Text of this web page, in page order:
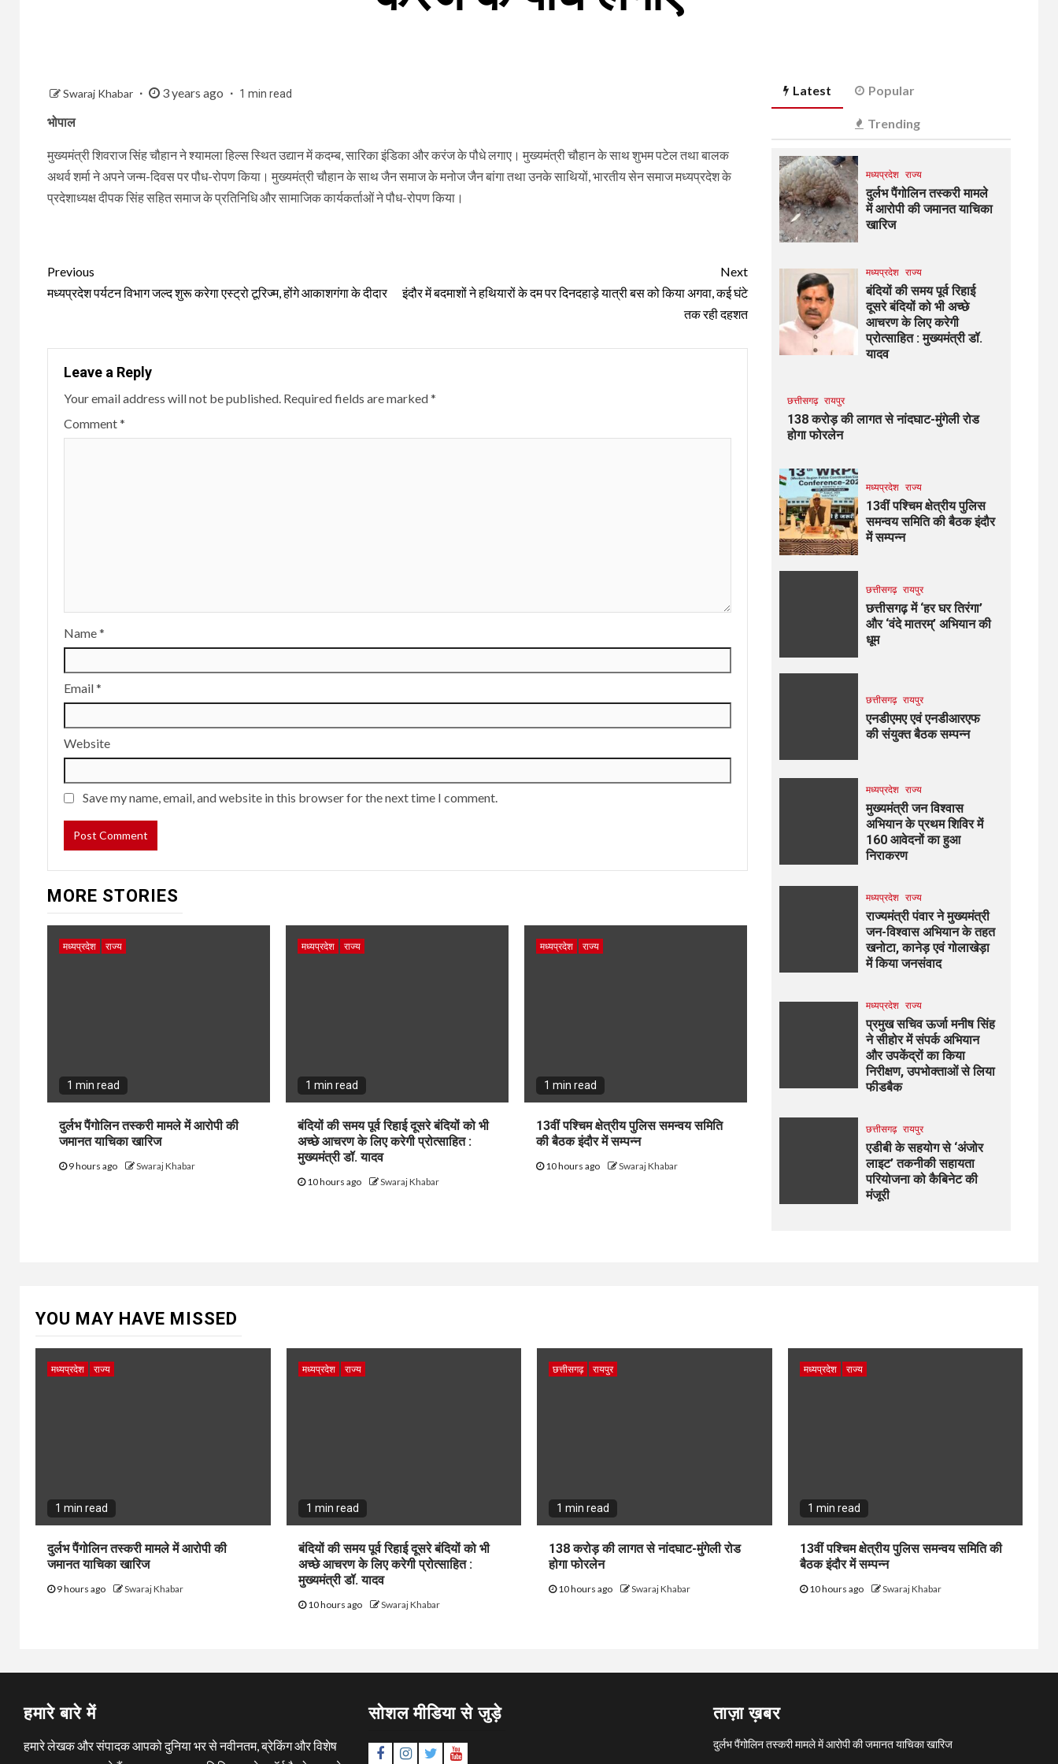
Swaraj Khabar 3 years ago 1 min read
भोपाल
मुख्यमंत्री शिवराज सिंह चौहान ने श्यामला हिल्स स्थित उद्यान में कदम्ब, सारिका इंडिका और करंज के पौधे लगाए। मुख्यमंत्री चौहान के साथ शुभम पटेल तथा बालक
अथर्व शर्मा ने अपने जन्म-दिवस पर पौध-रोपण किया। मुख्यमंत्री चौहान के साथ जैन समाज के मनोज जैन बांगा तथा उनके साथियों, भारतीय सेन समाज मध्यप्रदेश के
प्रदेशाध्यक्ष दीपक सिंह सहित समाज के प्रतिनिधि और सामाजिक कार्यकर्ताओं ने पौध-रोपण किया।
Continue
Reading
Previous
मध्यप्रदेश पर्यटन विभाग जल्द शुरू करेगा एस्ट्रो टूरिज्म, होंगे आकाशगंगा के दीदार
Next
इंदौर में बदमाशों ने हथियारों के दम पर दिनदहाड़े यात्री बस को किया अगवा, कई घंटे
तक रही दहशत
Leave a Reply
Your email address will not be published. Required fields are marked*
Comment*
Name*
Email*
Website
Save my name, email, and website in this browser for the next time I comment.
MORE STORIES
मध्यप्रदेश राज्य
1 min read
दुर्लभ पैंगोलिन तस्करी मामले में आरोपी की
जमानत याचिका खारिज
9 hours ago Swaraj Khabar
मध्यप्रदेश राज्य
1 min read
बंदियों की समय पूर्व रिहाई दूसरे बंदियों को भी
अच्छे आचरण के लिए करेगी प्रोत्साहित :
मुख्यमंत्री डॉ. यादव
10 hours ago Swaraj Khabar
मध्यप्रदेश राज्य
1 min read
13वीं पश्चिम क्षेत्रीय पुलिस समन्वय समिति
की बैठक इंदौर में सम्पन्न
10 hours ago Swaraj Khabar
Latest Popular
Trending
मध्यप्रदेश राज्य
दुर्लभ पैंगोलिन तस्करी मामले
में आरोपी की जमानत याचिका
खारिज
मध्यप्रदेश राज्य
बंदियों की समय पूर्व रिहाई
दूसरे बंदियों को भी अच्छे
आचरण के लिए करेगी
प्रोत्साहित : मुख्यमंत्री डॉ.
यादव
छत्तीसगढ़ रायपुर
138 करोड़ की लागत से नांदघाट-मुंगेली रोड
होगा फोरलेन
मध्यप्रदेश राज्य
13वीं पश्चिम क्षेत्रीय पुलिस
समन्वय समिति की बैठक इंदौर
में सम्पन्न
छत्तीसगढ़ रायपुर
छत्तीसगढ़ में ‘हर घर तिरंगा’
और ‘वंदे मातरम्’ अभियान की
धूम
छत्तीसगढ़ रायपुर
एनडीएमए एवं एनडीआरएफ
की संयुक्त बैठक सम्पन्न
मध्यप्रदेश राज्य
मुख्यमंत्री जन विश्वास
अभियान के प्रथम शिविर में
160 आवेदनों का हुआ
निराकरण
मध्यप्रदेश राज्य
राज्यमंत्री पंवार ने मुख्यमंत्री
जन-विश्वास अभियान के तहत
खनोटा, कानेड़ एवं गोलाखेड़ा
में किया जनसंवाद
मध्यप्रदेश राज्य
प्रमुख सचिव ऊर्जा मनीष सिंह
ने सीहोर में संपर्क अभियान
और उपकेंद्रों का किया
निरीक्षण, उपभोक्ताओं से लिया
फीडबैक
छत्तीसगढ़ रायपुर
एडीबी के सहयोग से ‘अंजोर
लाइट’ तकनीकी सहायता
परियोजना को कैबिनेट की
मंजूरी
YOU MAY HAVE MISSED
मध्यप्रदेश राज्य
1 min read
दुर्लभ पैंगोलिन तस्करी मामले में आरोपी की
जमानत याचिका खारिज
9 hours ago Swaraj Khabar
मध्यप्रदेश राज्य
1 min read
बंदियों की समय पूर्व रिहाई दूसरे बंदियों को भी
अच्छे आचरण के लिए करेगी प्रोत्साहित :
मुख्यमंत्री डॉ. यादव
10 hours ago Swaraj Khabar
छत्तीसगढ़ रायपुर
1 min read
138 करोड़ की लागत से नांदघाट-मुंगेली रोड
होगा फोरलेन
10 hours ago Swaraj Khabar
मध्यप्रदेश राज्य
1 min read
13वीं पश्चिम क्षेत्रीय पुलिस समन्वय समिति की
बैठक इंदौर में सम्पन्न
10 hours ago Swaraj Khabar
हमारे बारे में
हमारे लेखक और संपादक आपको दुनिया भर से नवीनतम, ब्रेकिंग और विशेष
सोशल मीडिया से जुड़े
FacebookInstagram
TwitterYouTube
ताज़ा ख़बर
दुर्लभ पैंगोलिन तस्करी मामले में आरोपी की जमानत याचिका खारिज